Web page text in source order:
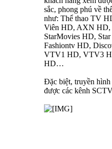
sắc, phong phú về
như: Thể thao TV
Viên HD, AXN HD,
StarMovies HD,
Fashiontv HD,
VTV1 HD, VTV3
HD…
Đặc biệt, truyền
được các kênh